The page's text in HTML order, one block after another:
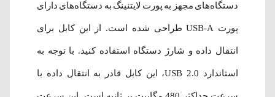
دستگاه‌های مجهز به پورت لایتنینگ به دستگاه‌های دارای
پورت USB-A طراحی شده است. از این کابل برای
انتقال داده و شارژ دستگاه استفاده کنید. با توجه به
استاندارد USB 2.0، این کابل قادر به انتقال داده با